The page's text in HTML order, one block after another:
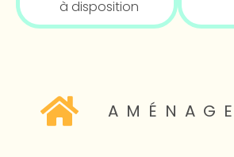
à disposition